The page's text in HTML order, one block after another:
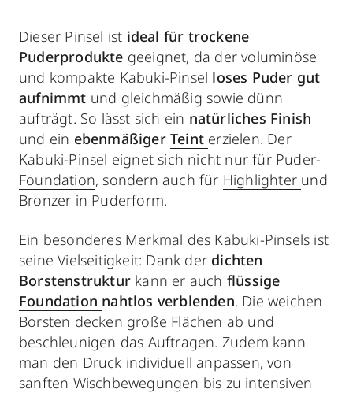
Dieser Pinsel ist ideal für trockene
Puderprodukte geeignet, da der voluminöse
und kompakte Kabuki-Pinsel loses Puder gut
aufnimmt und gleichmäßig sowie dünn
aufträgt. So lässt sich ein natürliches Finish
und ein ebenmäßigerTeint erzielen. Der
Kabuki-Pinsel eignet sich nicht nur für Puder-
Foundation, sondern auch für Highlighter und
Bronzer in Puderform.
Ein besonderes Merkmal des Kabuki-Pinsels ist
seine Vielseitigkeit: Dank der dichten
Borstenstruktur kann er auch flüssige
Foundation nahtlos verblenden. Die weichen
Borsten decken große Flächen ab und
beschleunigen das Auftragen. Zudem kann
man den Druck individuell anpassen, von
sanften Wischbewegungen bis zu intensiven